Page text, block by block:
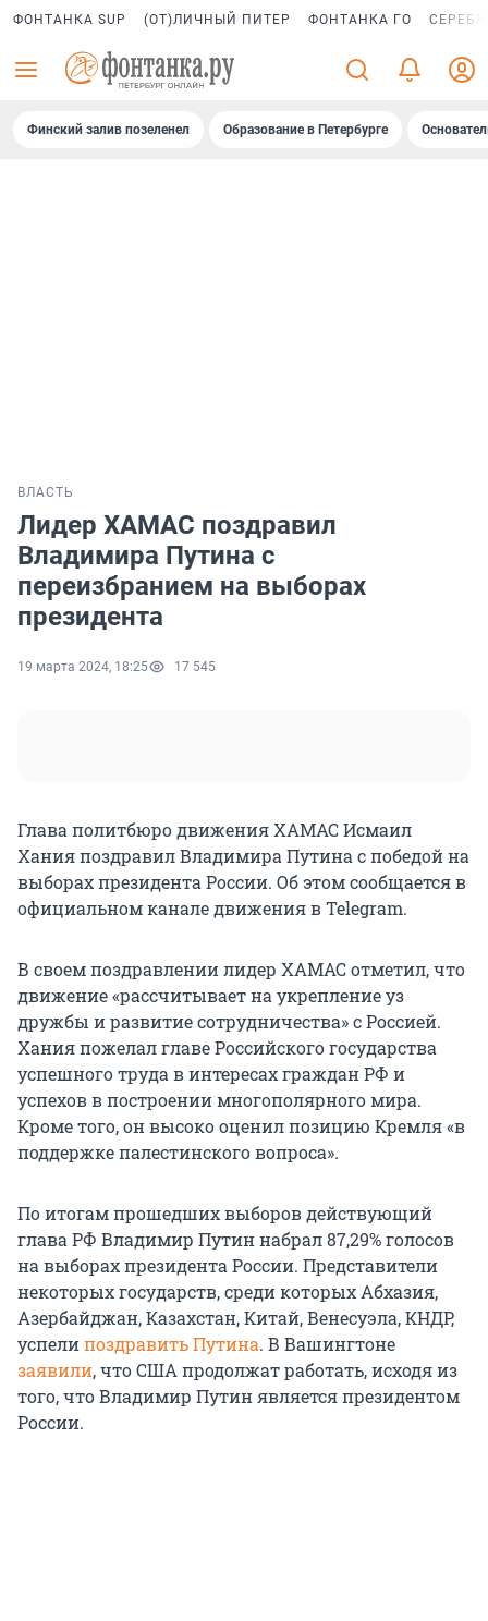
ФОНТАНКА SUP (ОТ)ЛИЧНЫЙ ПИТЕР ФОНТАНКА ГО
Финский залив позеленел Образование в Петербурге
ВЛАСТЬ
Лидер ХАМАС поздравил
Владимира Путина с
переизбранием на выборах
президента
19 марта 2024, 18:25 17 545
Глава политбюро движения ХАМАС Исмаил
Хания поздравил Владимира Путина с победой на
выборах президента России. Об этом сообщается в
официальном канале движения в Telegram.
В своем поздравлении лидер ХАМАС отметил, что
движение «рассчитывает на укрепление уз
дружбы и развитие сотрудничества» с Россией.
Хания пожелал главе Российского государства
успешного труда в интересах граждан РФ и
успехов в построении многополярного мира.
Кроме того, он высоко оценил позицию Кремля «в
поддержке палестинского вопроса».
По итогам прошедших выборов действующий
глава РФ Владимир Путин набрал 87,29% голосов
на выборах президента России. Представители
некоторых государств, среди которых Абхазия,
Азербайджан, Казахстан, Китай, Венесуэла, КНДР,
успелипоздравить Путина. В Вашингтоне
заявили, что США продолжат работать, исходя из
того, что Владимир Путин является президентом
России.